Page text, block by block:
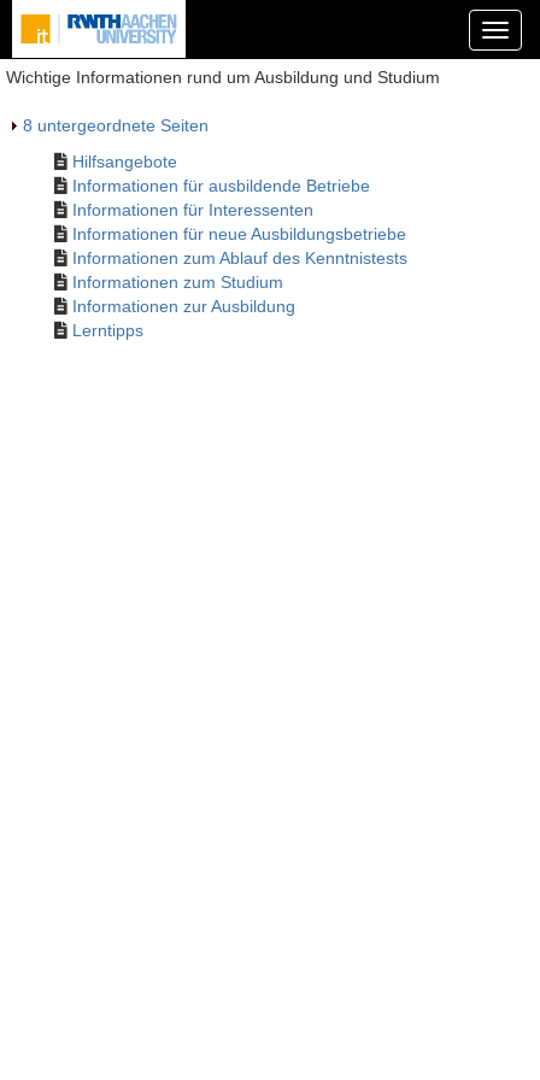
Wichtige Informationen rund um Ausbildung und Studium
8 untergeordnete Seiten
Hilfsangebote
Informationen für ausbildende Betriebe
Informationen für Interessenten
Informationen für neue Ausbildungsbetriebe
Informationen zum Ablauf des Kenntnistests
Informationen zum Studium
Informationen zur Ausbildung
Lerntipps